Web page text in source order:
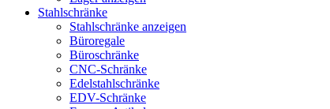
Stahlschränke
Stahlschränke anzeigen
Büroregale
Büroschränke
CNC-Schränke
Edelstahlschränke
EDV-Schränke